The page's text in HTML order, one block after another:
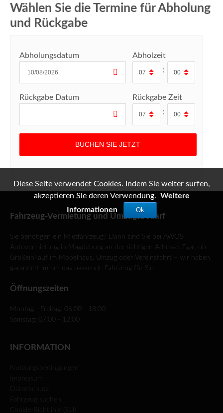
Wählen Sie die Termine für Abholung
und Rückgabe
Abholungsdatum
Abholzeit
:
Rückgabe Datum
Rückgabe Zeit
:
Fahrzeug-Vermietung und Umzugsbedarf
Sie benötigen ein Mietfahrzeug? Dann sind Sie bei AWOS
Autovermietung in Magdeburg an der richtigen Adresse. Egal, ob
Großeinkauf im Möbelhaus, Umzug oder Vereinsfahrt – wir haben
garantiert immer das passende Fahrzeug für Sie.
Öffnungszeiten
Montag - Freitag: 06:00 - 18:00
Samstag: 07:00 - 12:00
INFORMATION
Nutzungsbedingungen
Fahrzeug suchen
Cookie-Richtlinie (EU)
Diese Seite verwendet Cookies. Indem Sie weiter surfen,
akzeptieren Sie deren Verwendung. Weitere
Informationen
Ok